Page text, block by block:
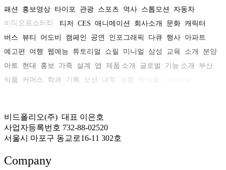
패션
홍보영상 타이포 관광 스포츠 역사 스톱모션
자동차
비디오로스터리
티저 CES 애니메이션 회사소개 문화 캐릭터
버스
뷰티 어도비 캠페인 공연 인포그래픽 다큐 행사 아파트
예고편
여행 웹예능 튜토리얼 쇼릴 미니멀 삼성 교육 소개
분양
아트
현대 홍보 가족 설계 앱 제품 소개 글로벌 기능 소개
부산
식품
커머스 학과 기록 모션 대학 보험
비드폴리오(주) 대표 이은호
사업자등록번호 732-88-02520
서울시 마포구 동교로16-11 302호
Company